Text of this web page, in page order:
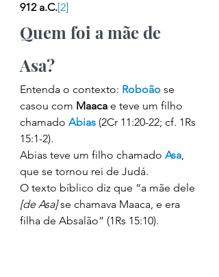
912 a.C.[2]
Quem foi a mãe de
Asa?
Entenda o contexto: Roboão se
casou com Maaca e teve um filho
chamado Abias (2Cr 11:20-22; cf. 1Rs
15:1-2).
Abias teve um filho chamado Asa,
que se tornou rei de Judá.
O texto bíblico diz que “a mãe dele
[de Asa] se chamava Maaca, e era
filha de Absalão” (1Rs 15:10).